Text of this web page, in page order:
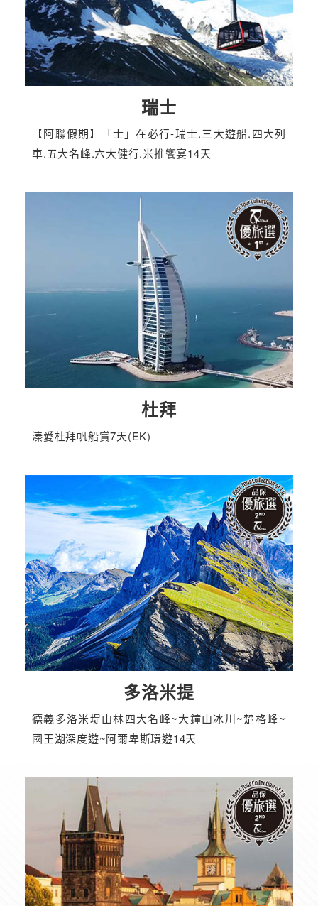
瑞士
【阿聯假期】「士」在必行-瑞士.三大遊船.四大列
車.五大名峰.六大健行.米推饗宴14天
杜拜
溱愛杜拜帆船賞7天(EK)
多洛米提
德義多洛米堤山林四大名峰~大鐘山冰川~楚格峰~
國王湖深度遊~阿爾卑斯環遊14天